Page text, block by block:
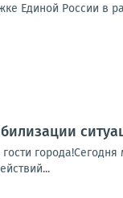
Единой России в